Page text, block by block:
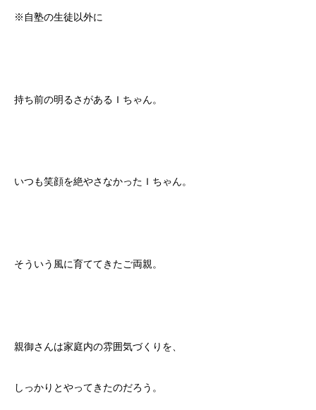
※自塾の生徒以外に
持ち前の明るさがあるＩちゃん。
いつも笑顔を絶やさなかったＩちゃん。
そういう風に育ててきたご両親。
親御さんは家庭内の雰囲気づくりを、
しっかりとやってきたのだろう。